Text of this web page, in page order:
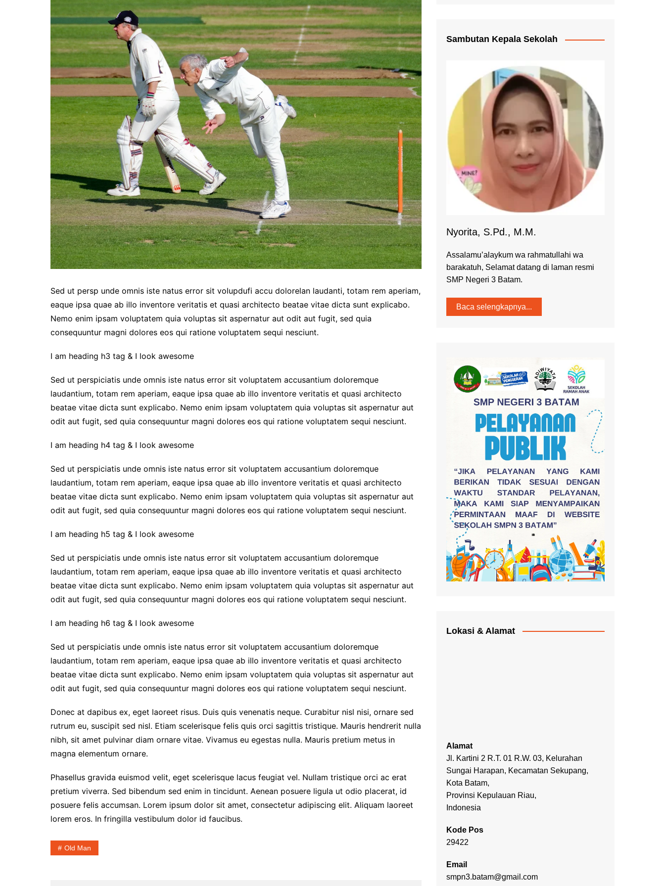
Suket Pengganti Ijazah
Maklummat Pelayanan
Sed ut persp unde omnis iste natus error sit volupdufi accu dolorelan laudanti, totam rem aperiam,
eaque ipsa quae ab illo inventore veritatis et quasi architecto beatae vitae dicta sunt explicabo.
Nemo enim ipsam voluptatem quia voluptas sit aspernatur aut odit aut fugit, sed quia
consequuntur magni dolores eos qui ratione voluptatem sequi nesciunt.
I am heading h3 tag & I look awesome
Sed ut perspiciatis unde omnis iste natus error sit voluptatem accusantium doloremque
laudantium, totam rem aperiam, eaque ipsa quae ab illo inventore veritatis et quasi architecto
beatae vitae dicta sunt explicabo. Nemo enim ipsam voluptatem quia voluptas sit aspernatur aut
odit aut fugit, sed quia consequuntur magni dolores eos qui ratione voluptatem sequi nesciunt.
I am heading h4 tag & I look awesome
Sed ut perspiciatis unde omnis iste natus error sit voluptatem accusantium doloremque
laudantium, totam rem aperiam, eaque ipsa quae ab illo inventore veritatis et quasi architecto
beatae vitae dicta sunt explicabo. Nemo enim ipsam voluptatem quia voluptas sit aspernatur aut
odit aut fugit, sed quia consequuntur magni dolores eos qui ratione voluptatem sequi nesciunt.
I am heading h5 tag & I look awesome
Sed ut perspiciatis unde omnis iste natus error sit voluptatem accusantium doloremque
laudantium, totam rem aperiam, eaque ipsa quae ab illo inventore veritatis et quasi architecto
beatae vitae dicta sunt explicabo. Nemo enim ipsam voluptatem quia voluptas sit aspernatur aut
odit aut fugit, sed quia consequuntur magni dolores eos qui ratione voluptatem sequi nesciunt.
I am heading h6 tag & I look awesome
Sed ut perspiciatis unde omnis iste natus error sit voluptatem accusantium doloremque
laudantium, totam rem aperiam, eaque ipsa quae ab illo inventore veritatis et quasi architecto
beatae vitae dicta sunt explicabo. Nemo enim ipsam voluptatem quia voluptas sit aspernatur aut
odit aut fugit, sed quia consequuntur magni dolores eos qui ratione voluptatem sequi nesciunt.
Donec at dapibus ex, eget laoreet risus. Duis quis venenatis neque. Curabitur nisl nisi, ornare sed
rutrum eu, suscipit sed nisl. Etiam scelerisque felis quis orci sagittis tristique. Mauris hendrerit nulla
nibh, sit amet pulvinar diam ornare vitae. Vivamus eu egestas nulla. Mauris pretium metus in
magna elementum ornare.
Phasellus gravida euismod velit, eget scelerisque lacus feugiat vel. Nullam tristique orci ac erat
pretium viverra. Sed bibendum sed enim in tincidunt. Aenean posuere ligula ut odio placerat, id
posuere felis accumsan. Lorem ipsum dolor sit amet, consectetur adipiscing elit. Aliquam laoreet
lorem eros. In fringilla vestibulum dolor id faucibus.
Old Man
Sambutan Kepala Sekolah
Nyorita, S.Pd., M.M.
Assalamu’alaykum wa rahmatullahi wa
barakatuh, Selamat datang di laman resmi
SMP Negeri 3 Batam.
Baca selengkapnya...
Lokasi & Alamat
Alamat
Jl. Kartini 2 R.T. 01 R.W. 03, Kelurahan
Sungai Harapan, Kecamatan Sekupang,
Kota Batam,
Provinsi Kepulauan Riau,
Indonesia
Kode Pos
29422
Email
smpn3.batam@gmail.com